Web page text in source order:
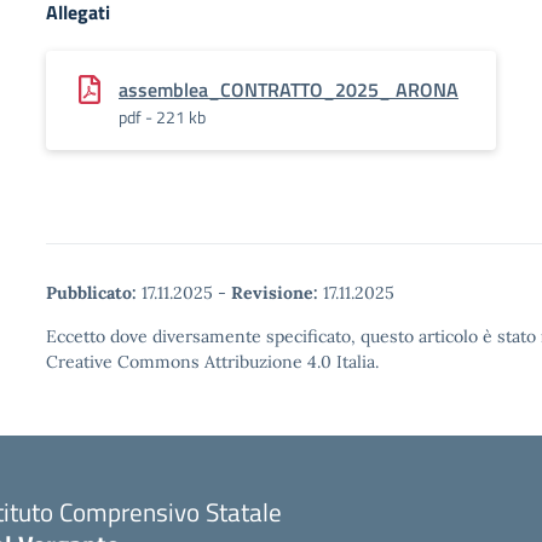
Allegati
assemblea_CONTRATTO_2025_ ARONA
pdf - 221 kb
Pubblicato: 17.11.2025 - Revisione: 17.11.2025
Eccetto dove diversamente specificato, questo articolo è
Creative Commons Attribuzione 4.0 Italia.
Comprensivo Statale